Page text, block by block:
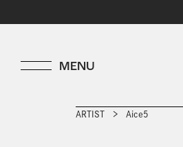
ARTIST Aice5